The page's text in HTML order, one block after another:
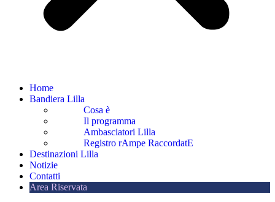
Home
Bandiera Lilla
Cosa è
Il programma
Ambasciatori Lilla
Registro rAmpe RaccordatE
Destinazioni Lilla
Notizie
Contatti
Area Riservata